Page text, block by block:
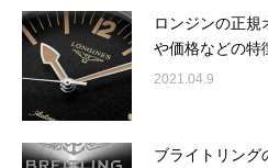
ロンジンの正規
や価格などの
2021.04.9
ブライトリング